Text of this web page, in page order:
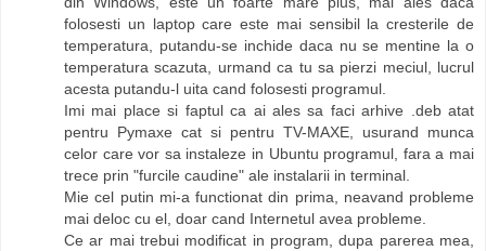
folosesti un laptop care este mai sensibil la cresterile de
temperatura, putandu-se inchide daca nu se mentine la o
temperatura scazuta, urmand ca tu sa pierzi meciul, lucrul
acesta putandu-l uita cand folosesti programul.
Imi mai place si faptul ca ai ales sa faci arhive .deb atat
pentru Pymaxe cat si pentru TV-MAXE, usurand munca
celor care vor sa instaleze in Ubuntu programul, fara a mai
trece prin "furcile caudine" ale instalarii in terminal.
Mie cel putin mi-a functionat din prima, neavand probleme
mai deloc cu el, doar cand Internetul avea probleme.
Ce ar mai trebui modificat in program, dupa parerea mea,